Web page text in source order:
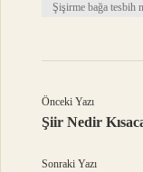
Şişirme bağa tesbih
Önceki Yazı
Şiir Nedir
Sonraki Yazı